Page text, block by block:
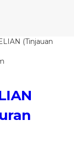
(Tinjauan